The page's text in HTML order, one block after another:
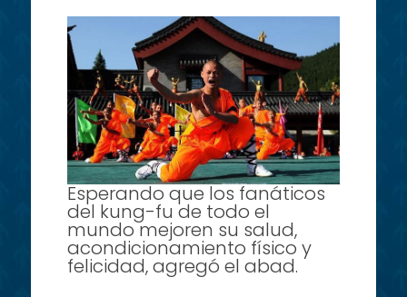
Esperando que los fanáticos
del kung-fu de todo el
mundo mejoren su salud,
acondicionamiento físico y
felicidad, agregó el abad.